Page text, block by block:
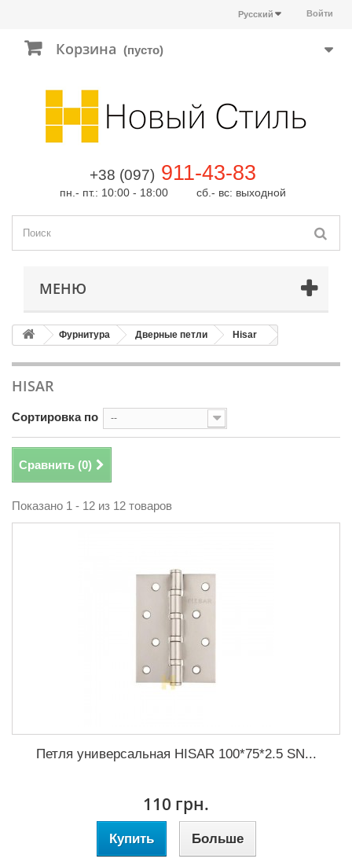
Войти
Русский
Корзина (пусто)
+38 (097) 911-43-83
пн.- пт.: 10:00 - 18:00 сб.- вс: выходной
МЕНЮ
Фурнитура Дверные петли Hisar
HISAR
Сортировка по --
Сравнить (0)
Показано 1 - 12 из 12 товаров
Петля универсальная HISAR 100*75*2.5 SN...
110 грн.
Купить Больше